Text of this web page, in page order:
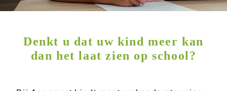
huiswerkbegeleiding
training
contact
Denkt u dat uw kind meer kan
dan het laat zien op school?